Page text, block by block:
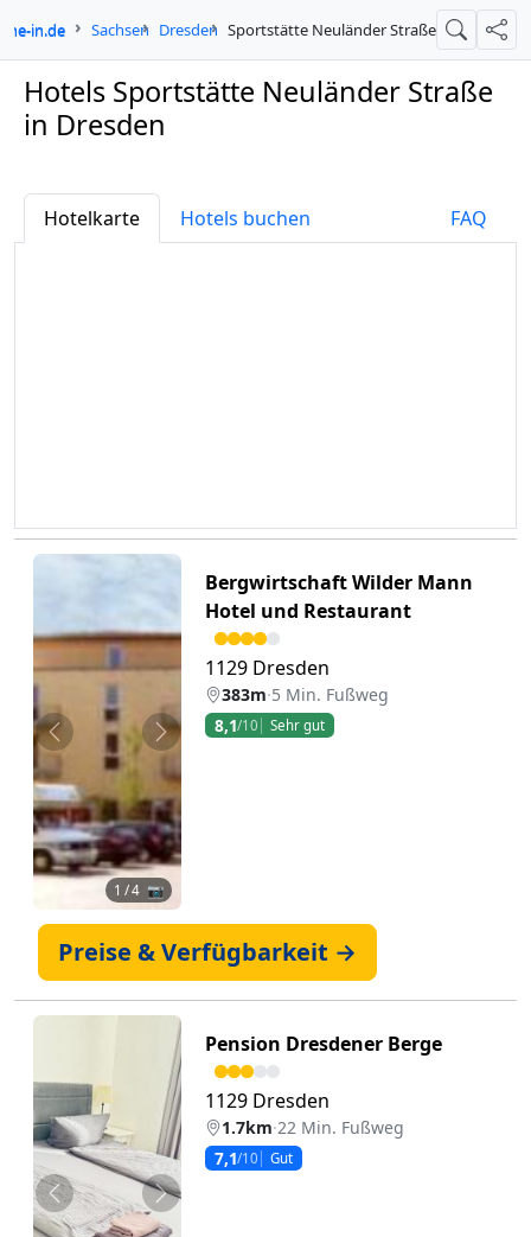
in.de Sachsen Dresden Sportstätte Neuländer Straße Suche
Hotels Sportstätte Neuländer Straße
in Dresden
Hotelkarte Hotels buchen FAQ
Zurück Weiter
1 / 4 📷
Bergwirtschaft Wilder Mann
Hotel und Restaurant
1129 Dresden
383m·5 Min. Fußweg
8,1/10 Sehr gut
Preise & Verfügbarkeit →
Zurück Weiter
Pension Dresdener Berge
1129 Dresden
1.7km·22 Min. Fußweg
7,1/10 Gut